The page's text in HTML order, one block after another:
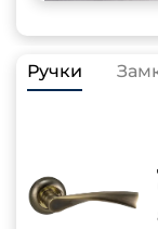
Ручки